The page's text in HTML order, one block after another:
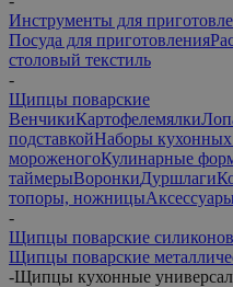
Инструменты для
Посуда для приготовления
столовый текстиль
-
Щипцы поварские
ВенчикиКартофелемялки
подставкойНаборы кухонных
мороженогоКулинарные
таймерыВоронкиДуршлаги
топоры, ножницы
-
Щипцы поварские
Щипцы поварские
-Щипцы кухонные